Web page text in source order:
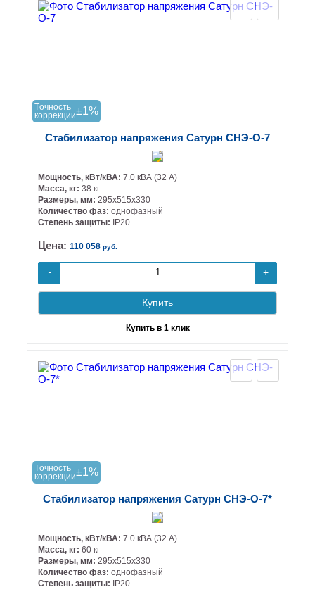
Tочность
коррекции±1%
Стабилизатор напряжения Сатурн СНЭ-О-7
Мощность, кВт/кВА: 7.0 кВА (32 А)
Масса, кг: 38 кг
Размеры, мм: 295х515х330
Количество фаз: однофазный
Степень защиты:
IP20
Цена: 110 058 руб.
- +
Купить
Купить в 1 клик
Tочность
коррекции±1%
Стабилизатор напряжения Сатурн СНЭ-О-7*
Мощность, кВт/кВА: 7.0 кВА (32 А)
Масса, кг: 60 кг
Размеры, мм: 295х515х330
Количество фаз: однофазный
Степень защиты: IP20